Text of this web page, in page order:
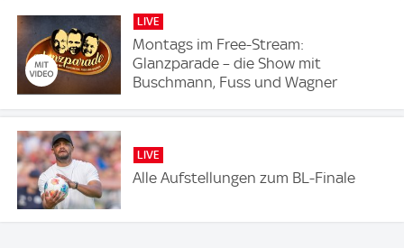
LIVE
Montags im Free-Stream:
Glanzparade – die Show mit
Buschmann, Fuss und Wagner
LIVE
Alle Aufstellungen zum BL-Finale